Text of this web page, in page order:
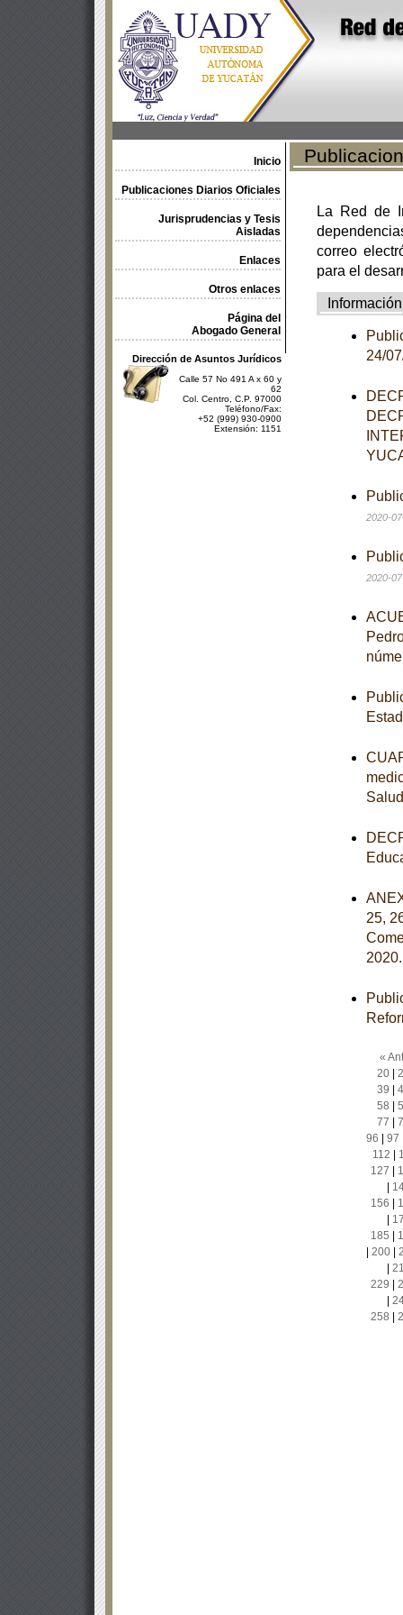
Inicio
Publicaciones Diarios Oficiales
Jurisprudencias y Tesis
Aisladas
Enlaces
Otros enlaces
Página del
Abogado General
Dirección de Asuntos Jurídicos
Calle 57 No 491 A x 60 y
62
Col. Centro, C.P. 97000
Teléfono/Fax:
+52 (999) 930-0900
Extensión: 1151
La Red de
correo
para el
Información
24/
2020-
2020-
25,
«
20|
39
58
77
96
97
112
127
156
185
200|
229
258